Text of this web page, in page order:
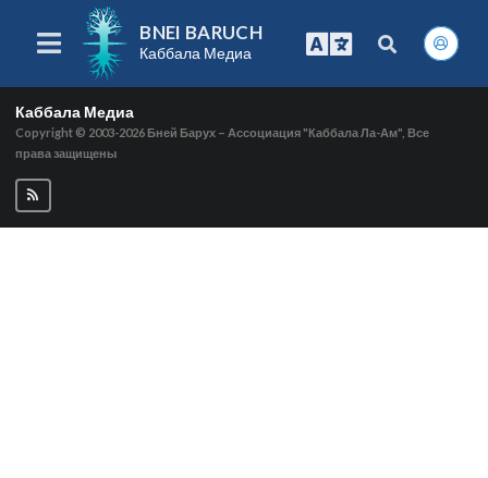
BNEI BARUCH
Каббала Медиа
Каббала Медиа
Copyright © 2003-2026 Бней Барух – Ассоциация "Каббала Ла-Ам", Все
права защищены